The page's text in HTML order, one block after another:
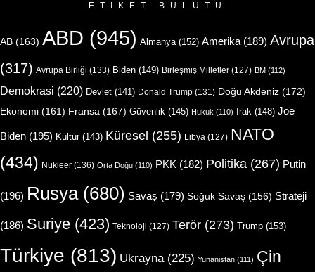
ETIKET BULUTU
AB (163) ABD (945) Almanya(152) Amerika(189) Avrupa
(317) Avrupa Birliği (133) Biden (149) Birleşmiş Milletler (127) BM (112)
Demokrasi (220) Devlet (141) Donald Trump (131) Doğu Akdeniz (172)
Ekonomi (161) Fransa (167) Güvenlik (145) Hukuk (110) Irak (148) Joe
Biden (195) Kültür(143) Küresel (255) Libya (127) NATO
(434) Nükleer (136) Orta Doğu (110) PKK (182) Politika (267) Putin
(196) Rusya(680) Savaş (179) Soğuk Savaş (156) Strateji
(186) Suriye (423) Teknoloji (127) Terör (273) Trump (153)
Türkiye (813) Ukrayna(225) Yunanistan (111) Çin